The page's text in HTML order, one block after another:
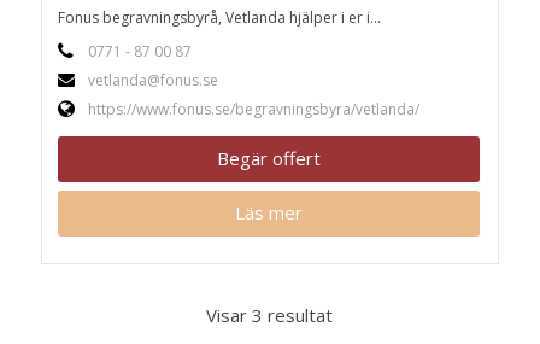
Fonus begravningsbyrå, Vetlanda hjälper i er i...
0771 - 87 00 87
vetlanda@fonus.se
https://www.fonus.se/begravningsbyra/vetlanda/
Begär offert
Läs mer
Visar 3 resultat